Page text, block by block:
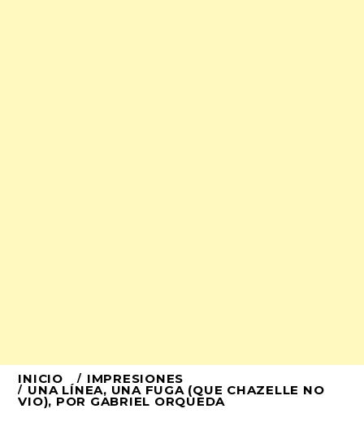
Ir
al
INICIO IMPRESIONES
UNA LÍNEA, UNA FUGA (QUE CHAZELLE NO
VIO), POR GABRIEL ORQUEDA